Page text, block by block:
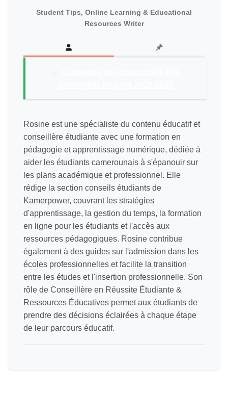
Student Tips, Online Learning & Educational
Resources Writer
Rosine est une spécialiste du contenu éducatif et
conseillère étudiante avec une formation en
pédagogie et apprentissage numérique, dédiée à
aider les étudiants camerounais à s'épanouir sur
les plans académique et professionnel. Elle
rédige la section conseils étudiants de
Kamerpower, couvrant les stratégies
d'apprentissage, la gestion du temps, la formation
en ligne pour les étudiants et l'accès aux
ressources pédagogiques. Rosine contribue
également à des guides sur l'admission dans les
écoles professionnelles et facilite la transition
entre les études et l'insertion professionnelle. Son
rôle de Conseillère en Réussite Étudiante &
Ressources Éducatives permet aux étudiants de
prendre des décisions éclairées à chaque étape
de leur parcours éducatif.